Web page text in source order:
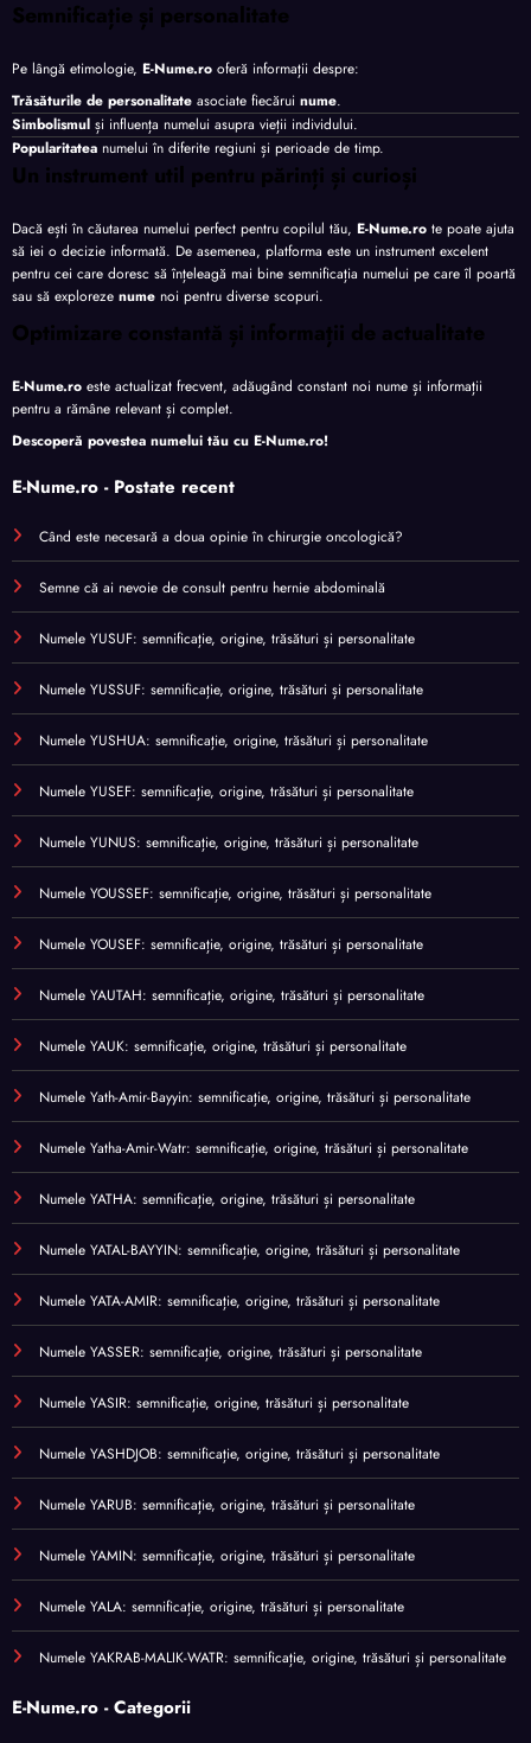
Semnificație și personalitate
Pe lângă etimologie, E-Nume.ro oferă informații despre:
Trăsăturile de personalitate asociate fiecărui nume.
Simbolismul și influența numelui asupra vieții individului.
Popularitatea numelui în diferite regiuni și perioade de timp.
Un instrument util pentru părinți și curioși
Dacă ești în căutarea numelui perfect pentru copilul tău, E-Nume.ro te poate ajuta
să iei o decizie informată. De asemenea, platforma este un instrument excelent
pentru cei care doresc să înțeleagă mai bine semnificația numelui pe care îl poartă
sau să exploreze nume noi pentru diverse scopuri.
Optimizare constantă și informații de actualitate
E-Nume.ro este actualizat frecvent, adăugând constant noi nume și informații
pentru a rămâne relevant și complet.
Descoperă povestea numelui tău cu E-Nume.ro!
E-Nume.ro - Postate recent
Când este necesară a doua opinie în chirurgie oncologică?
Semne că ai nevoie de consult pentru hernie abdominală
Numele YUSUF: semnificație, origine, trăsături și personalitate
Numele YUSSUF: semnificație, origine, trăsături și personalitate
Numele YUSHUA: semnificație, origine, trăsături și personalitate
Numele YUSEF: semnificație, origine, trăsături și personalitate
Numele YUNUS: semnificație, origine, trăsături și personalitate
Numele YOUSSEF: semnificație, origine, trăsături și personalitate
Numele YOUSEF: semnificație, origine, trăsături și personalitate
Numele YAUTAH: semnificație, origine, trăsături și personalitate
Numele YAUK: semnificație, origine, trăsături și personalitate
Numele Yath-Amir-Bayyin: semnificație, origine, trăsături și personalitate
Numele Yatha-Amir-Watr: semnificație, origine, trăsături și personalitate
Numele YATHA: semnificație, origine, trăsături și personalitate
Numele YATAL-BAYYIN: semnificație, origine, trăsături și personalitate
Numele YATA-AMIR: semnificație, origine, trăsături și personalitate
Numele YASSER: semnificație, origine, trăsături și personalitate
Numele YASIR: semnificație, origine, trăsături și personalitate
Numele YASHDJOB: semnificație, origine, trăsături și personalitate
Numele YARUB: semnificație, origine, trăsături și personalitate
Numele YAMIN: semnificație, origine, trăsături și personalitate
Numele YALA: semnificație, origine, trăsături și personalitate
Numele YAKRAB-MALIK-WATR: semnificație, origine, trăsături și personalitate
E-Nume.ro - Categorii